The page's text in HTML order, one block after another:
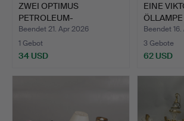
ZWEI OPTIMUS
PETROLEUM-
TISCHLAMPEN (2).
Beendet 21. Apr 2026
1 Gebot
34 USD
EINE
Beendet
3 Gebote
62 USD